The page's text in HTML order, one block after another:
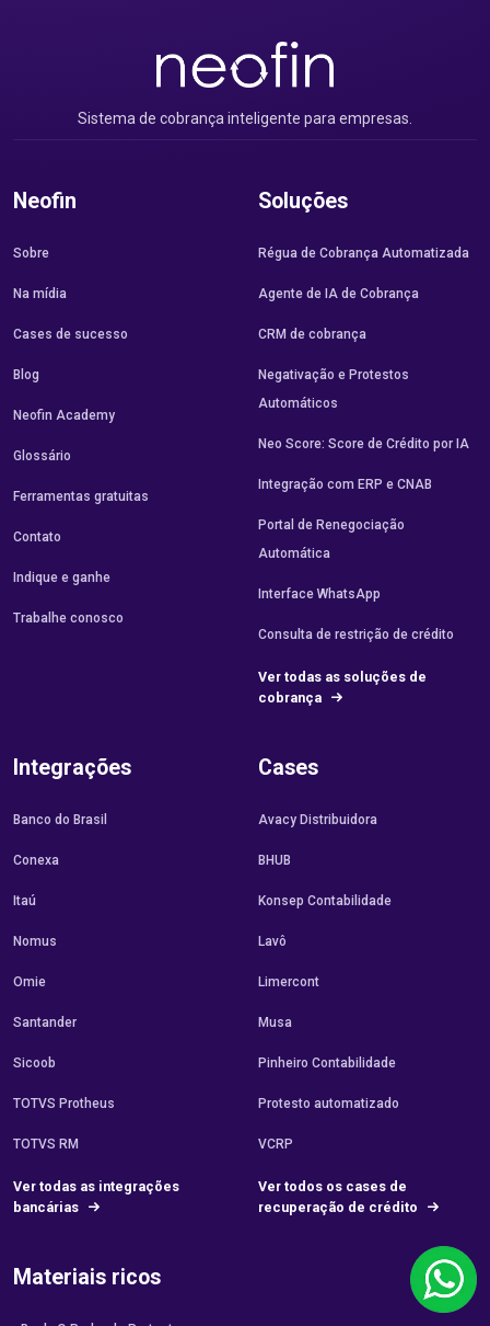
Sistema de cobrança inteligente para empresas.
Neofin
Sobre
Na mídia
Cases de sucesso
Blog
Neofin Academy
Glossário
Ferramentas gratuitas
Contato
Indique e ganhe
Trabalhe conosco
Soluções
Régua de Cobrança Automatizada
Agente de IA de Cobrança
CRM de cobrança
Negativação e Protestos
Automáticos
Neo Score: Score de Crédito por IA
Integração com ERP e CNAB
Portal de Renegociação
Automática
Interface WhatsApp
Consulta de restrição de crédito
Ver todas as soluções de
cobrança
Integrações
Banco do Brasil
Conexa
Itaú
Nomus
Omie
Santander
Sicoob
TOTVS Protheus
TOTVS RM
Ver todas as integrações
bancárias
Cases
Avacy Distribuidora
BHUB
Konsep Contabilidade
Lavô
Limercont
Musa
Pinheiro Contabilidade
Protesto automatizado
VCRP
Ver todos os cases de
recuperação de crédito
Materiais ricos